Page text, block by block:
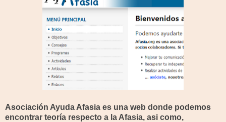
Asociación Ayuda Afasia es una web donde podemos
encontrar teoría respecto a la Afasia, asi como,